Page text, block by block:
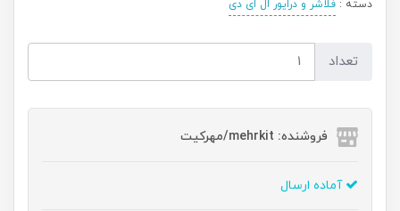
دسته : فلاشر و درایور ال ای دی
تعداد
فروشنده: mehrkit/مهرکیت
آماده ارسال